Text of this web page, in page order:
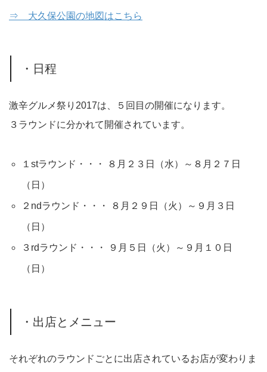
⇒ 大久保公園の地図はこちら
・日程
激辛グルメ祭り2017は、５回目の開催になります。
３ラウンドに分かれて開催されています。
１stラウンド・・・ ８月２３日（水）～８月２７日
（日）
２ndラウンド・・・ ８月２９日（火）～９月３日
（日）
３rdラウンド・・・ ９月５日（火）～９月１０日
（日）
・出店とメニュー
それぞれのラウンドごとに出店されているお店が変わりま